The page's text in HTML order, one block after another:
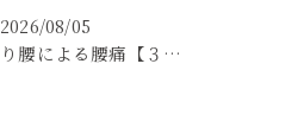
2026/08/05
反り腰による腰痛【３０代女性】